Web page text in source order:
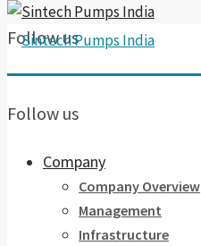
Follow us
Follow us
Company
Company Overview
Management
Infrastructure